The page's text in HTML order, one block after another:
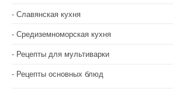
Славянская кухня
Средиземноморская кухня
Рецепты для мультиварки
Рецепты основных блюд